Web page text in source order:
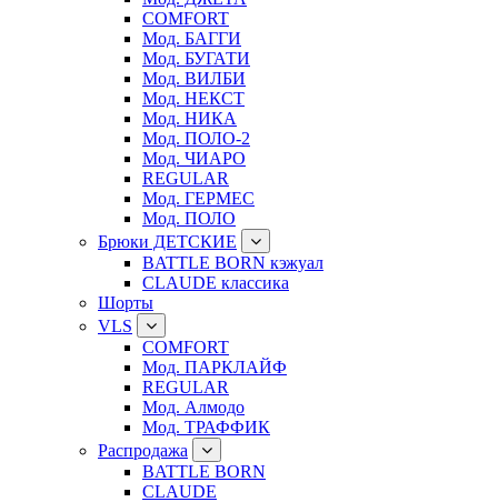
COMFORT
Мод. БАГГИ
Мод. БУГАТИ
Мод. ВИЛБИ
Мод. НЕКСТ
Мод. НИКА
Мод. ПОЛО-2
Мод. ЧИАРО
REGULAR
Мод. ГЕРМЕС
Мод. ПОЛО
Брюки ДЕТСКИЕ
BATTLE BORN кэжуал
CLAUDE классика
Шорты
VLS
COMFORT
Мод. ПАРКЛАЙФ
REGULAR
Мод. Алмодо
Мод. ТРАФФИК
Распродажа
BATTLE BORN
CLAUDE